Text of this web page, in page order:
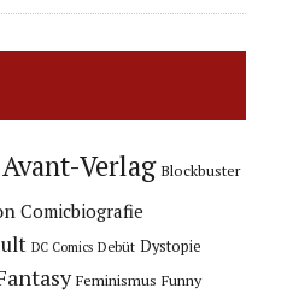
Avant-Verlag Blockbuster
Comicbiografie
DC Comics Debüt Dystopie
Feminismus Funny